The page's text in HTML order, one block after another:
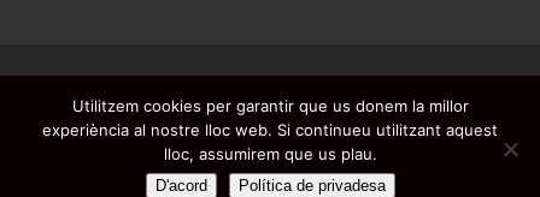
Questions fréquentes -Avertissement
Protection des données- Création
de sites web:Infoactivat't
Utilitzem cookies per garantir que us donem la millor
experiència al nostre lloc web. Si continueu utilitzant aquest
lloc, assumirem que us plau.
D'acord Política de privadesa